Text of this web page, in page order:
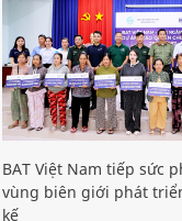
BAT Việt Nam tiếp sức
vùng biên giới phát
kế